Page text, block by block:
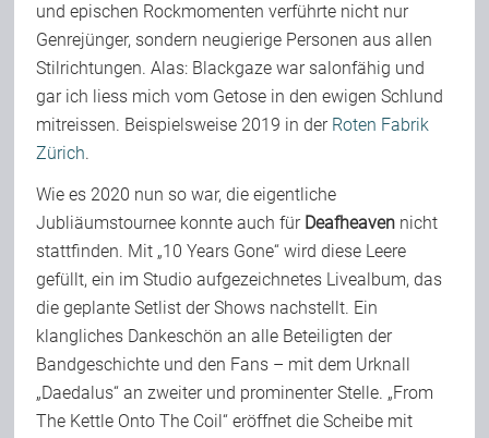
und epischen Rockmomenten verführte nicht nur
Genrejünger, sondern neugierige Personen aus allen
Stilrichtungen. Alas: Blackgaze war salonfähig und
gar ich liess mich vom Getose in den ewigen Schlund
mitreissen. Beispielsweise 2019 in der Roten Fabrik
Zürich.
Wie es 2020 nun so war, die eigentliche
Jubliäumstournee konnte auch für Deafheaven nicht
stattfinden. Mit „10 Years Gone“ wird diese Leere
gefüllt, ein im Studio aufgezeichnetes Livealbum, das
die geplante Setlist der Shows nachstellt. Ein
klangliches Dankeschön an alle Beteiligten der
Bandgeschichte und den Fans – mit dem Urknall
„Daedalus“ an zweiter und prominenter Stelle. „From
The Kettle Onto The Coil“ eröffnet die Scheibe mit